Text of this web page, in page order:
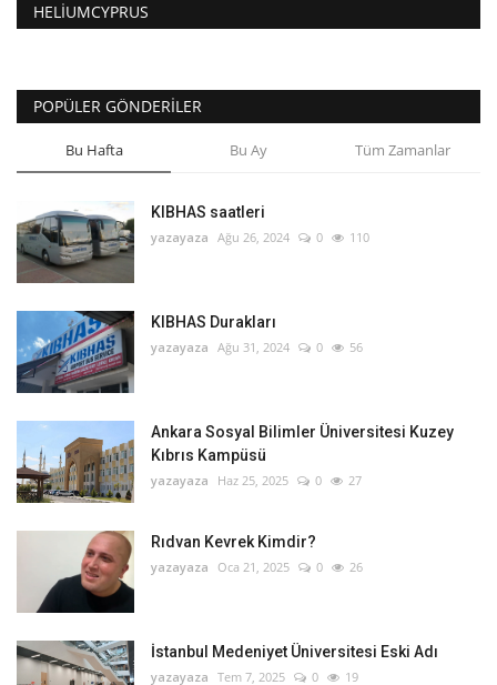
HELIUMCYPRUS
POPÜLER GÖNDERILER
Bu Hafta Bu Ay Tüm Zamanlar
KIBHAS saatleri
yazayaza Ağu 26, 2024 0 110
KIBHAS Durakları
yazayaza Ağu 31, 2024 0 56
Ankara Sosyal Bilimler Üniversitesi Kuzey
Kıbrıs Kampüsü
yazayaza Haz 25, 2025 0 27
Rıdvan Kevrek Kimdir?
yazayaza Oca 21, 2025 0 26
İstanbul Medeniyet Üniversitesi Eski Adı
yazayaza Tem 7, 2025 0 19